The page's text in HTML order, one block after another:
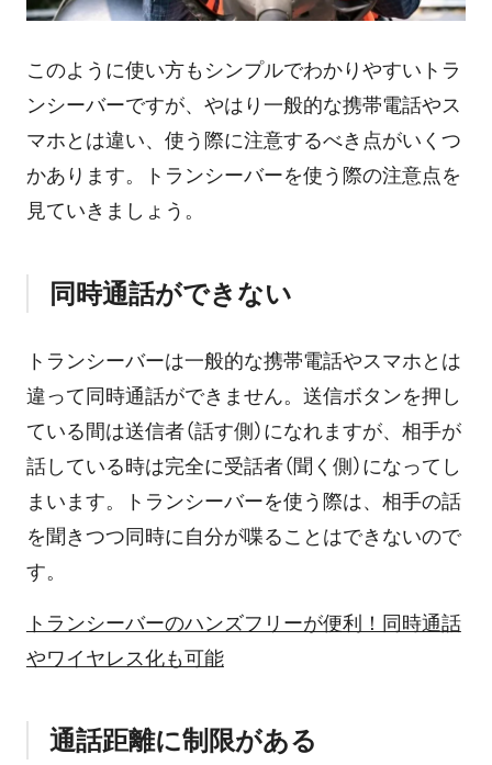
このように使い方もシンプルでわかりやすいトラ
ンシーバーですが、やはり一般的な携帯電話やス
マホとは違い、使う際に注意するべき点がいくつ
かあります。トランシーバーを使う際の注意点を
見ていきましょう。
同時通話ができない
トランシーバーは一般的な携帯電話やスマホとは
違って同時通話ができません。送信ボタンを押し
ている間は送信者（話す側）になれますが、相手が
話している時は完全に受話者（聞く側）になってし
まいます。トランシーバーを使う際は、相手の話
を聞きつつ同時に自分が喋ることはできないので
す。
トランシーバーのハンズフリーが便利！同時通話
やワイヤレス化も可能
通話距離に制限がある